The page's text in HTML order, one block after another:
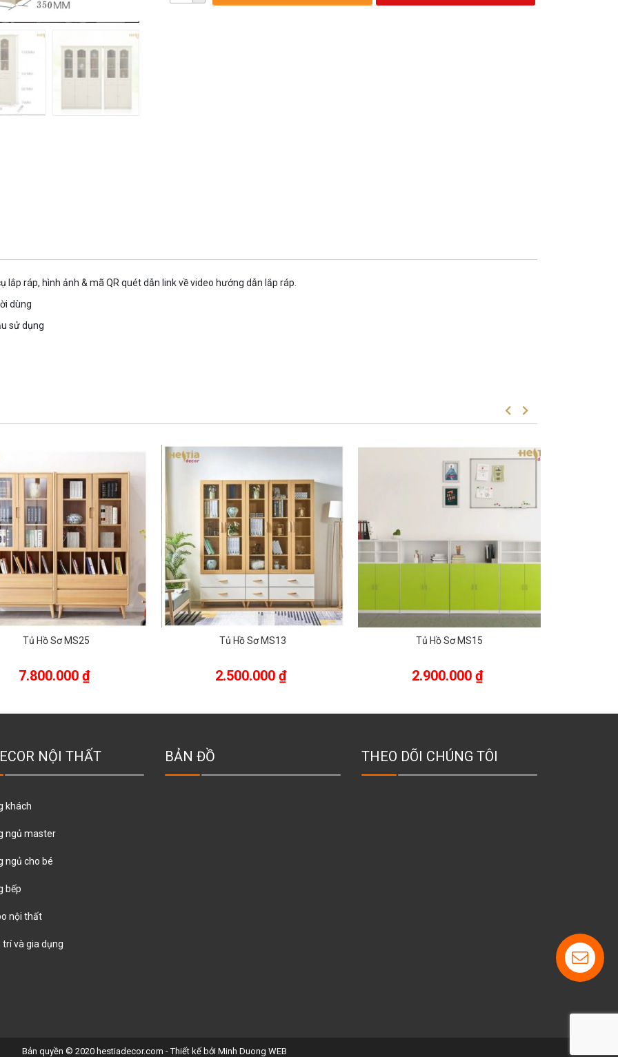
ráp, hình ảnh & mã QR quét dẫn link về video hướng dẫn lắp ráp.
dùng
sử dụng
Tủ Hồ Sơ MS25
7.800.000 ₫
Tủ Hồ Sơ MS13
2.500.000 ₫
Tủ Hồ Sơ MS15
2.900.000 ₫
NỘI THẤT
khách
ngủ master
ngủ cho bé
bếp
nội thất
trí và gia dụng
BẢN ĐỒ THEO DÕI CHÚNG TÔI
Bản quyền © 2020 hestiadecor.com - Thiết kế bởi Minh Duong WEB